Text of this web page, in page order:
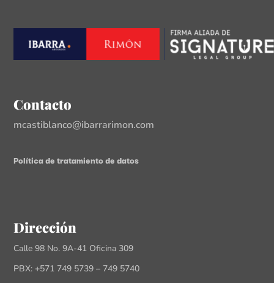
Contacto
mcastiblanco@ibarrarimon.com
Política de tratamiento de datos
Dirección
Calle 98 No. 9A-41 Oficina 309
PBX: +571 749 5739 – 749 5740